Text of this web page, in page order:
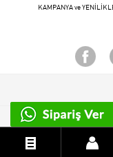
KAMPANYA ve
© 2015